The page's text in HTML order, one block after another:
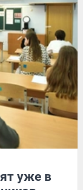
уже в